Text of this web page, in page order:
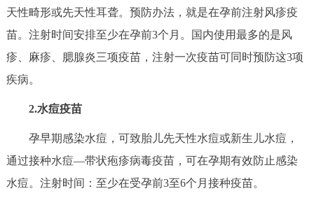
中介服务 阳光政务
12345网上接诉即办
参与调查 在线访谈 图说互动
走进北京
天性畸形或先天性耳聋。预防办法，就是在孕前注射风疹疫
苗。注射时间安排至少在孕前3个月。国内使用最多的是风
疹、麻疹、腮腺炎三项疫苗，注射一次疫苗可同时预防这3项
疾病。
2.水痘疫苗
孕早期感染水痘，可致胎儿先天性水痘或新生儿水痘，
通过接种水痘—带状疱疹病毒疫苗，可在孕期有效防止感染
水痘。注射时间：至少在受孕前3至6个月接种疫苗。